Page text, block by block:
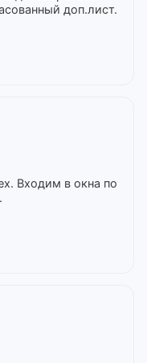
доп.лист.
Входим в окна по